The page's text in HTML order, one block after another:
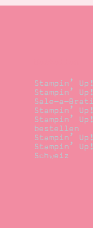
Stampin’
Stampin’
Sale-a-
Stampin’ Up!
Stampin’
bestellen
Stampin’
Stampin’
Schweiz